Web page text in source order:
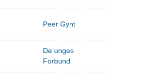
Peer Gynt
De unges
Forbund